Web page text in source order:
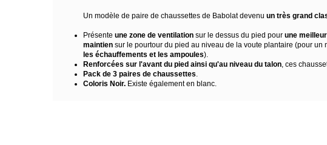
Un modèle de paire de chaussettes de Babolat devenu un très grand
Présente une zone de ventilation sur le dessus du pied pour une
maintien sur le pourtour du pied au niveau de la voute plantaire (pour un
les échauffements et les ampoules).
Renforcées sur l'avant du pied ainsi qu'au niveau du talon, ces
Pack de 3 paires de chaussettes.
Coloris Noir. Existe également en blanc.